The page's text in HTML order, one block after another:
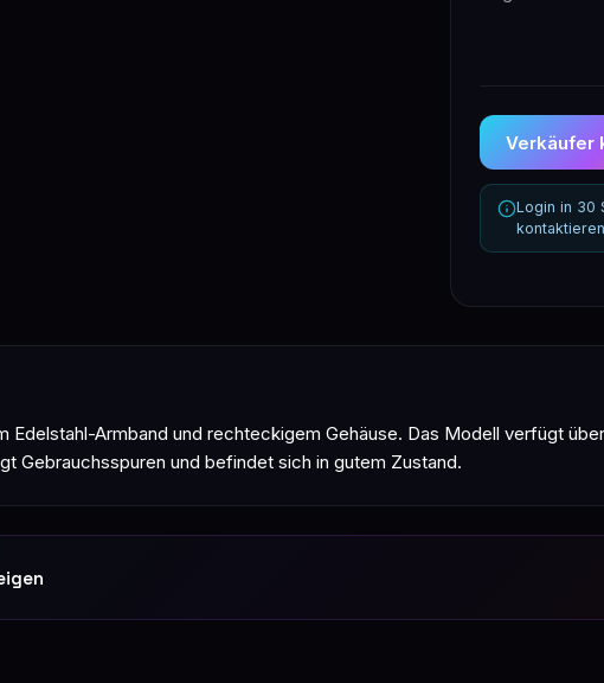
Verkäufer
Login in 30
Edelstahl-Armband und rechteckigem Gehäuse. Das Modell verfügt
Gebrauchsspuren und befindet sich in gutem Zustand.